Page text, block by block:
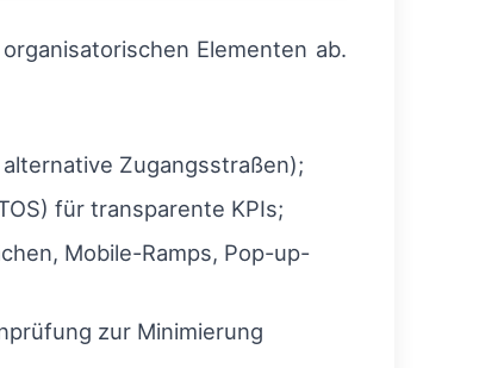
Elementen ab.
Zugangsstraßen);
für transparente KPIs;
Mobile-Ramps, Pop-up-
zur Minimierung